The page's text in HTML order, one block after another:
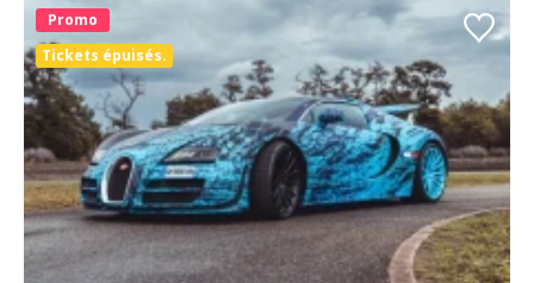
Promo
Tickets épuisés.